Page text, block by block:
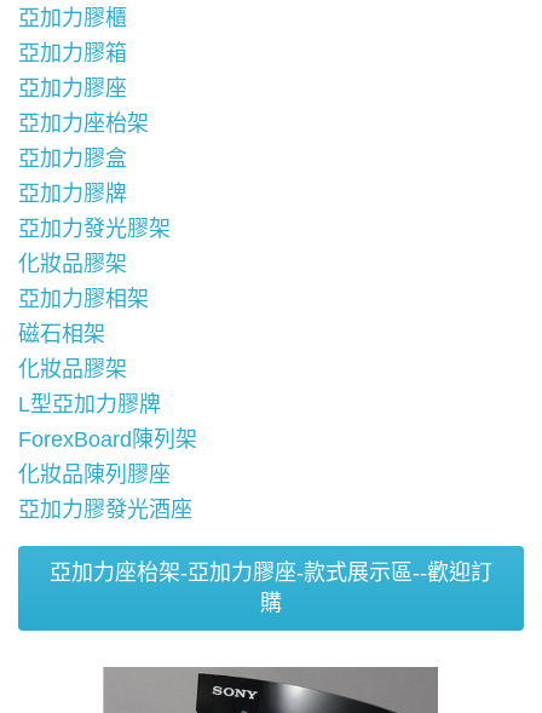
亞加力膠櫃
亞加力膠箱
亞加力膠座
亞加力座枱架
亞加力膠盒
亞加力膠牌
亞加力發光膠架
化妝品膠架
亞加力膠相架
磁石相架
化妝品膠架
L型亞加力膠牌
ForexBoard陳列架
化妝品陳列膠座
亞加力膠發光酒座
亞加力座枱架-亞加力膠座-款式展示區--歡迎訂
購